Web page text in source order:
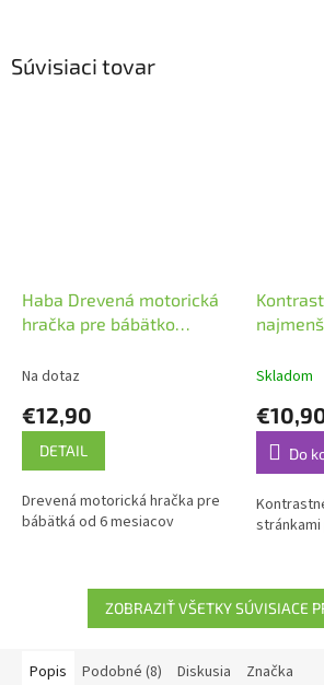
Súvisiaci tovar
Haba Drevená motorická
hračka pre bábätko
Na dotaz
€12,90
DETAIL
Drevená motorická hračka pre
bábätká od 6 mesiacov
Skladom
Do
ZOBRAZIŤ VŠETKY SÚVISIACE
Popis Podobné (8) Diskusia Značka